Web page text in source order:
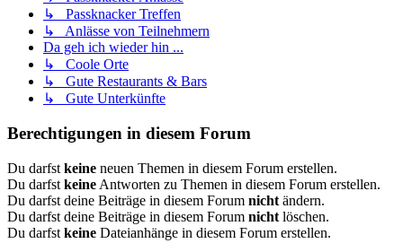
↳ Passknacker Treffen
↳ Anlässe von Teilnehmern
Da geh ich wieder hin ...
↳ Coole Orte
↳ Gute Restaurants & Bars
↳ Gute Unterkünfte
Berechtigungen in diesem Forum
Du darfst keine neuen Themen in diesem Forum erstellen.
Du darfst keine Antworten zu Themen in diesem Forum erstellen.
Du darfst deine Beiträge in diesem Forum nicht ändern.
Du darfst deine Beiträge in diesem Forum nicht löschen.
Du darfst keine Dateianhänge in diesem Forum erstellen.